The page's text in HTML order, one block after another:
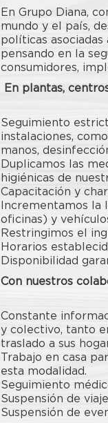
En Grupo Diana,
mundo y el país,
políticas
pensando en la
consumidores,
En plantas,
Seguimiento
instalaciones,
manos,
Duplicamos las
higiénicas de
Capacitación y
Incrementamos la
oficinas) y
Restringimos el
Horarios
Disponibilidad
Con nuestros
Constante
y colectivo, tanto
traslado a sus
Trabajo en casa
esta modalidad.
Seguimiento
Suspensión de
Suspensión de